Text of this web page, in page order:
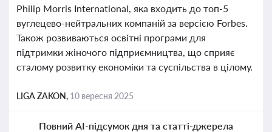
Philip Morris International, яка входить до топ-5
вуглецево-нейтральних компаній за версією Forbes.
Також розвиваються освітні програми для
підтримки жіночого підприємництва, що сприяє
сталому розвитку економіки та суспільства в цілому.
LIGA ZAKON, 10 вересня 2025
Повний AI-підсумок дня та статті-джерела